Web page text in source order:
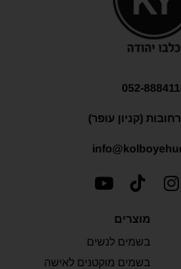
052-
מוצרים
בשמים לנשים
בשמים מוקטנים לאישה